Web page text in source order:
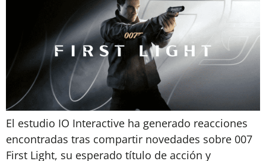
El estudio IO Interactive ha generado reacciones
encontradas tras compartir novedades sobre 007
First Light, su esperado título de acción y